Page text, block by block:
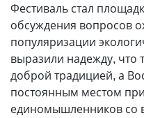
Фестиваль стал
обсуждения вопросов
популяризации
выразили надежду, что
доброй традицией, а
постоянным местом
единомышленников со